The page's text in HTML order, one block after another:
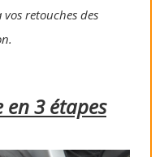
retouches des
en 3 étapes